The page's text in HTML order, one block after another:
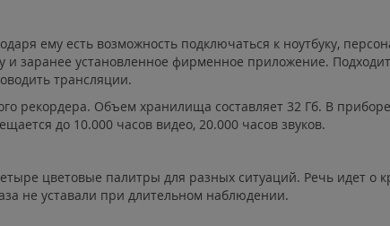
ему есть возможность подключаться к ноутбуку,
и заранее установленное фирменное приложение.
трансляции.
рекордера. Объем хранилища составляет 32 Гб. В
до 10.000 часов видео, 20.000 часов звуков.
цветовые палитры для разных ситуаций. Речь идет о
не уставали при длительном наблюдении.